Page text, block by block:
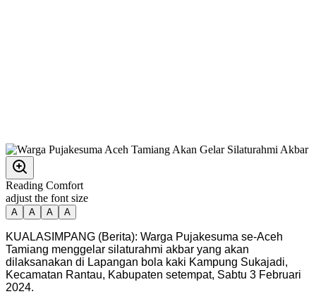
Reading Comfort
adjust the font size
A A A A
KUALASIMPANG (Berita): Warga Pujakesuma se-Aceh
Tamiang menggelar silaturahmi akbar yang akan
dilaksanakan di Lapangan bola kaki Kampung Sukajadi,
Kecamatan Rantau, Kabupaten setempat, Sabtu 3 Februari
2024.